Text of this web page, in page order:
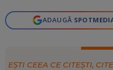
ADAUGĂ
EȘTI CEEA CE CITEȘTI,